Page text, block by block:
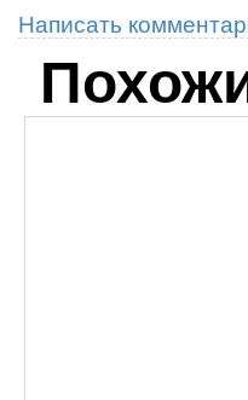
Написать